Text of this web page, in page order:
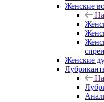
Женские
спреи
Женские